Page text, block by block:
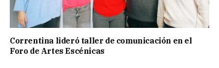
Correntina lideró taller de comunicación en el
Foro de Artes Escénicas